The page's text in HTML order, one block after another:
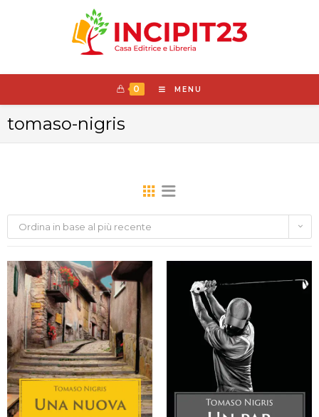
0 MENU
tomaso-nigris
Ordina in base al più recente